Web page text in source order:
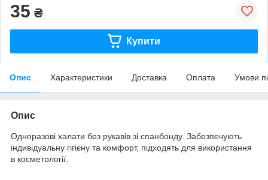
35 ₴
Купити
Опис Характеристики Доставка Оплата Умови
Опис
Одноразові халати без рукавів зі спанбонду. Забезпечують
індивідуальну гігієну та комфорт, підходять для використання
в косметології.